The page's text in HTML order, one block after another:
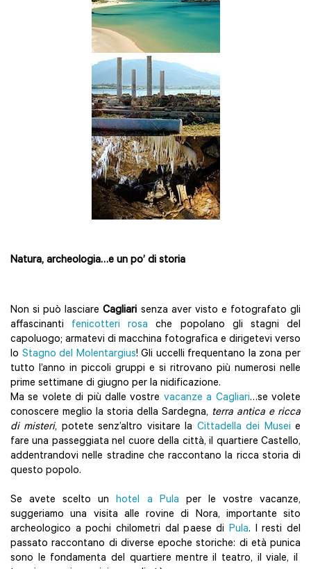
Natura, archeologia…e un po’ di storia
Non si può lasciareCagliari senza aver visto e fotografato gli
affascinanti fenicotteri rosa che popolano gli stagni del
capoluogo; armatevi di macchina fotografica e dirigetevi verso
lo Stagno del Molentargius! Gli uccelli frequentano la zona per
tutto l’anno in piccoli gruppi e si ritrovano più numerosi nelle
prime settimane di giugno per la nidificazione.
Ma se volete di più dalle vostre vacanze a Cagliari…se volete
conoscere meglio la storia della Sardegna, terra antica e ricca
di misteri, potete senz’altro visitare la Cittadella dei Museie
fare una passeggiata nel cuore della città, il quartiere Castello,
addentrandovi nelle stradine che raccontano la ricca storia di
questo popolo.
Se avete scelto unhotel a Pula per le vostre vacanze,
suggeriamo una visita alle rovine di Nora, importante sito
archeologico a pochi chilometri dal paese di Pula. I resti del
passato raccontano di diverse epoche storiche: di età punica
sono le fondamenta del quartiere mentre il teatro, il viale, il